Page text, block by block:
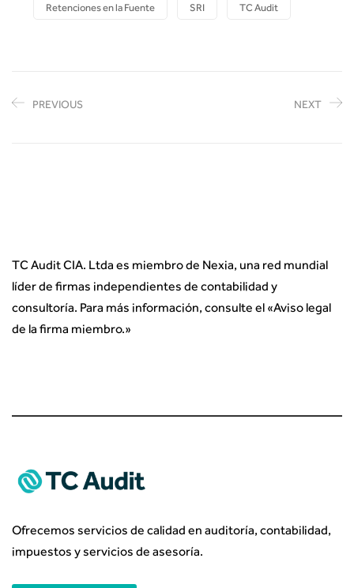
Retenciones en la Fuente SRI TC Audit
PREVIOUS NEXT
TC Audit CIA. Ltda es miembro de Nexia, una red mundial
líder de firmas independientes de contabilidad y
consultoría. Para más información, consulte el «Aviso legal
de la firma miembro.»
Ofrecemos servicios de calidad en auditoría, contabilidad,
impuestos y servicios de asesoría.